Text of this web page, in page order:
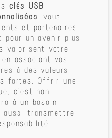
clés USB
, vous
et partenaires
pour un avenir plus
valorisent votre
associant vos
à des valeurs
fortes. Offrir une
c'est non
à un besoin
aussi transmettre